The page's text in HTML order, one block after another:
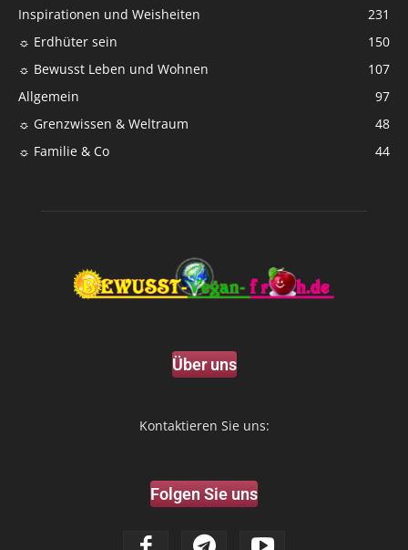
Inspirationen und Weisheiten
231
☼ Erdhüter sein
150
☼ Bewusst Leben und Wohnen
107
Allgemein
97
☼ Grenzwissen & Weltraum
48
☼ Familie & Co
44
Über uns
Kontaktieren Sie uns:
Folgen Sie uns